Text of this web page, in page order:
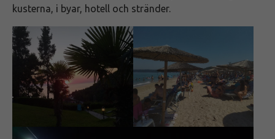
kusterna, i byar, hotell och stränder.